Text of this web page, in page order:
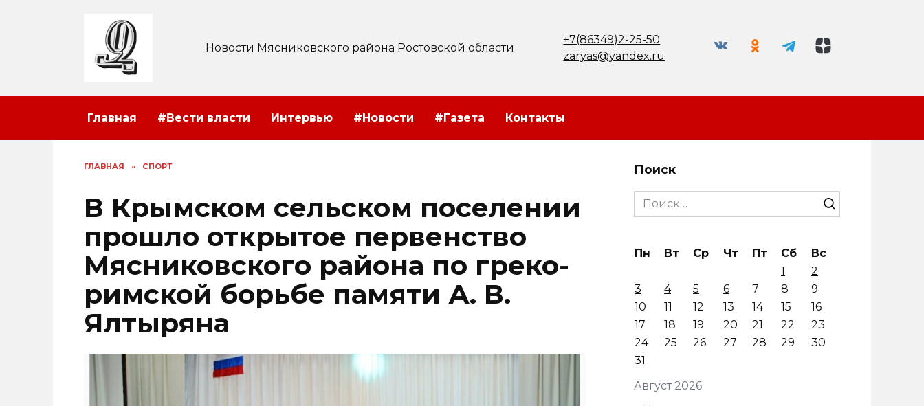
Новости Мясниковского района Ростовской области
+7(86349)2-25-50
zaryas@yandex.ru
Главная #Вести власти Интервью #Новости #Газета Контакты
ГЛАВНАЯ » СПОРТ
В Крымском сельском поселении
прошло открытое первенство
Мясниковского района по греко-
римской борьбе памяти А. В.
Ялтыряна
Поиск
Search
for:
Август 2026
Пн Вт Ср Чт Пт Сб
Вс
1
2
3
4 5 6 7 8
9
10
11 12 13 14 15
16
17
18 19 20 21 22
23
24
25 26 27 28 29
30
31